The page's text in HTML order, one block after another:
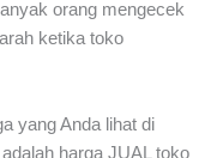
orang mengecek
ketika toko
yang Anda lihat di
harga JUAL toko